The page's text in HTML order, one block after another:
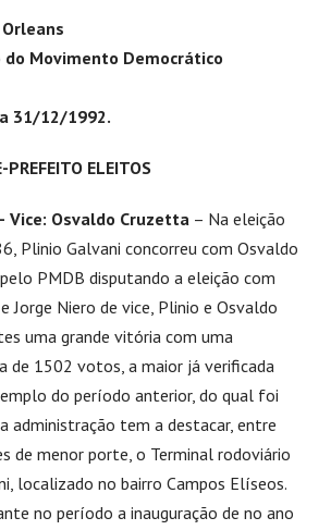
do Movimento Democrático
31/12/1992.
PREFEITO ELEITOS
Vice: Osvaldo Cruzetta – Na eleição
Plinio Galvani concorreu com Osvaldo
PMDB disputando a eleição com
Jorge Niero de vice, Plinio e Osvaldo
uma grande vitória com uma
de 1502 votos, a maior já verificada
do período anterior, do qual foi
administração tem a destacar, entre
de menor porte, o Terminal rodoviário
localizado no bairro Campos Elíseos.
no período a inauguração de no ano